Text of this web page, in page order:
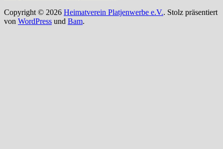
Copyright © 2026 Heimatverein Platjenwerbe e.V.. Stolz präsentiert
von WordPress und Bam.